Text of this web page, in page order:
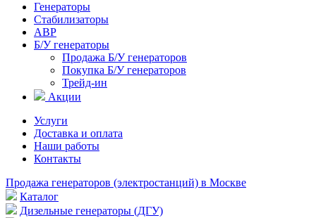
Генераторы
Стабилизаторы
АВР
Б/У генераторы
Продажа Б/У генераторов
Покупка Б/У генераторов
Трейд-ин
Акции
Услуги
Доставка и оплата
Наши работы
Контакты
Продажа генераторов (электростанций) в Москве
Каталог
Дизельные генераторы (ДГУ)